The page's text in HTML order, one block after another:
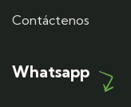
Contáctenos
Whatsapp